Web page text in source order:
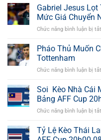
Gabriel Jesus
Mức Giá Chuyển
Chức năng bình luận bị tắt
Pháo Thủ Muốn
Tottenham
Chức năng bình luận bị tắt
Soi Kèo Nhà Cái
Bảng AFF Cup
Chức năng bình luận bị tắt
Tỷ Lệ Kèo Thái